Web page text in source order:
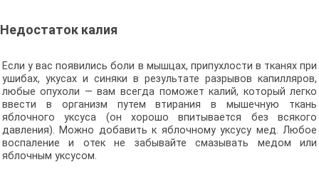
Недостаток калия
Если у вас появились боли в мышцах, припухлости в тканях при
ушибах, укусах и синяки в результате разрывов капилляров,
любые опухоли — вам всегда поможет калий, который легко
ввести в организм путем втирания в мышечную ткань
яблочного уксуса (он хорошо впитывается без всякого
давления). Можно добавить к яблочному уксусу мед. Любое
воспаление и отек не забывайте смазывать медом или
яблочным уксусом.